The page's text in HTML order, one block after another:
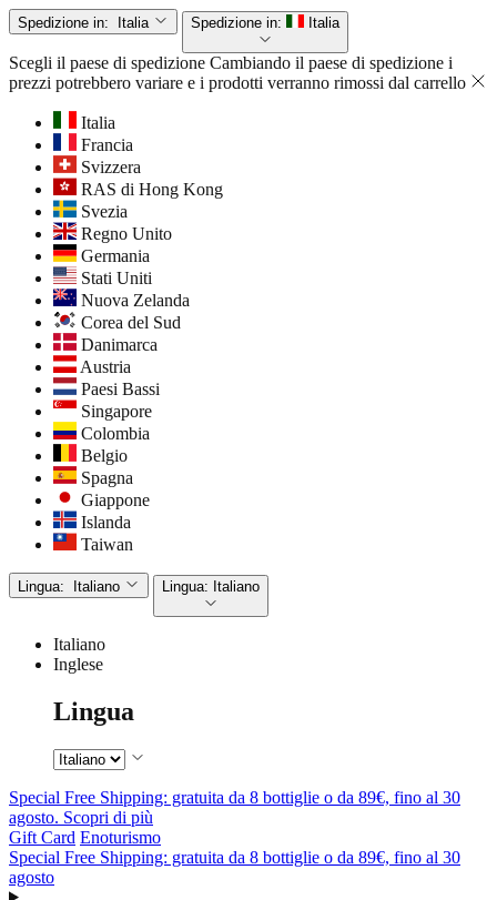
Spedizione in: Italia Spedizione in: Italia
Scegli il paese di spedizione Cambiando il paese di spedizione i
prezzi potrebbero variare e i prodotti verranno rimossi dal carrello
Italia
Francia
Svizzera
RAS di Hong Kong
Svezia
Regno Unito
Germania
Stati Uniti
Nuova Zelanda
Corea del Sud
Danimarca
Austria
Paesi Bassi
Singapore
Colombia
Belgio
Spagna
Giappone
Islanda
Taiwan
Lingua: Italiano Lingua: Italiano
Italiano
Inglese
Lingua
Special Free Shipping: gratuita da 8 bottiglie o da 89€, fino al 30
agosto. Scopri di più
Gift Card Enoturismo
Special Free Shipping: gratuita da 8 bottiglie o da 89€, fino al 30
agosto